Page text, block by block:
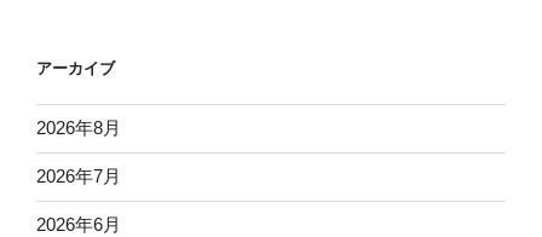
アーカイブ
2026年8月
2026年7月
2026年6月